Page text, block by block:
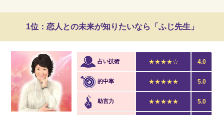
1位：恋人との未来が知りたいなら「ふじ先生」
占い技術 ★★★★☆ 4.0
的中率 ★★★★★ 5.0
助言力 ★★★★★ 5.0